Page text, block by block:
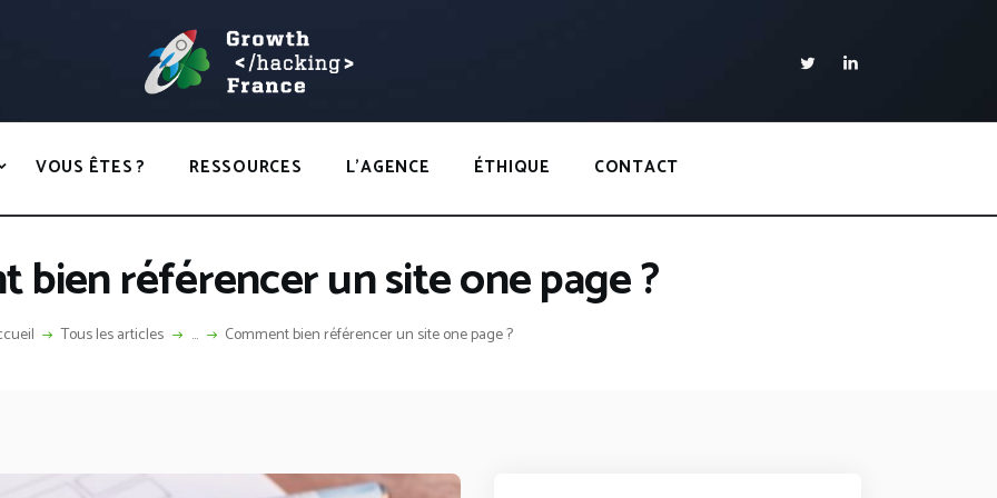
VOUS ÊTES ? RESSOURCES L’AGENCE ÉTHIQUE CONTACT
bien référencer un site one page ?
Tous les articles ... Comment bien référencer un site one page ?
GROWTH HACKING FRANCE
ÊTES ?